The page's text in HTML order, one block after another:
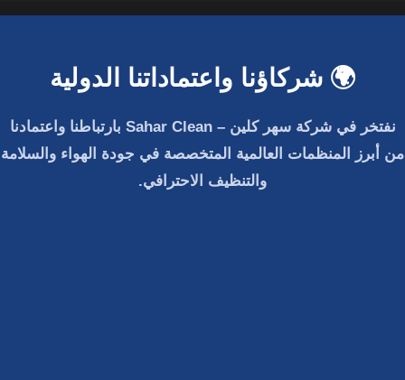
🌍 شركاؤنا واعتماداتنا الدولية
نفتخر فيشركة سهر كلين – Sahar Clean
بارتباطنا واعتمادنا
من أبرز المنظمات العالمية المتخصصة في جودة الهواء والسلامة
والتنظيف الاحترافي.